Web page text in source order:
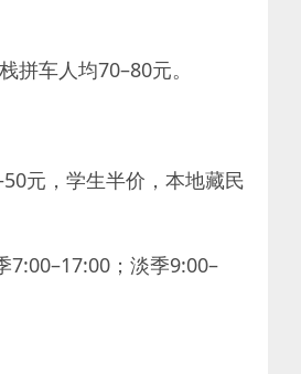
拼车人均70–80元。
元，学生半价，本地藏民
7:00–17:00；淡季9:00–